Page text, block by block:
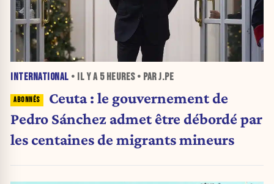
INTERNATIONAL • IL Y A 5 HEURES• PAR J.PE
Ceuta : le gouvernement de
Pedro Sánchez admet être débordé par
les centaines de migrants mineurs